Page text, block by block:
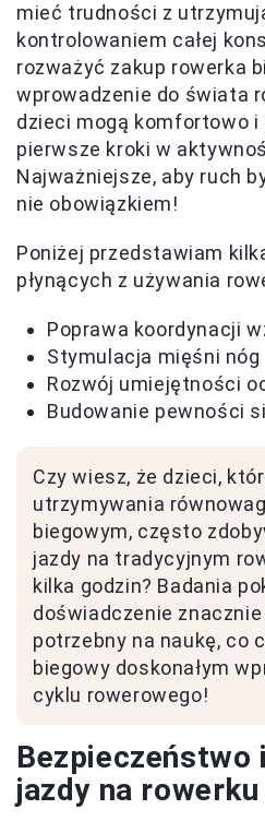
mieć trudności z
kontrolowaniem całej
rozważyć zakup rowerka
wprowadzenie do świata
dzieci mogą komfortowo
pierwsze kroki w
Najważniejsze, aby ruch
nie obowiązkiem!
Poniżej przedstawiam
płynących z używania
Poprawa koordynacji
Stymulacja mięśni nóg
Rozwój umiejętności
Budowanie pewności
Czy wiesz, że dzieci,
utrzymywania
biegowym, często
jazdy na tradycyjnym
kilka godzin? Badania
doświadczenie
potrzebny na naukę, co
biegowy doskonałym
cyklu rowerowego!
jazdy na